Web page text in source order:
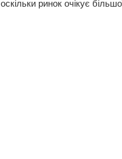
оскільки ринок очікує